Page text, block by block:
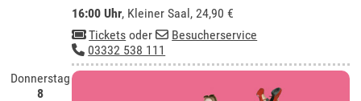
16:00 Uhr, Kleiner Saal, 24,90 €
Tickets oder
Besucherservice
03332 538 111
Donnerstag
8